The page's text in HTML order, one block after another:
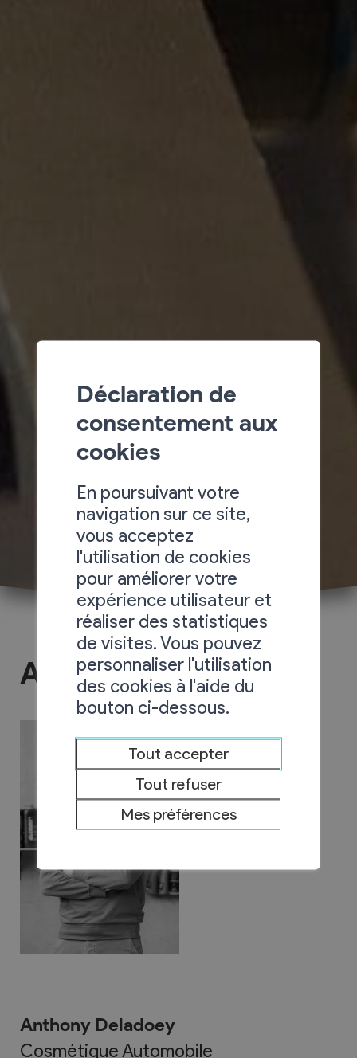
ADLR Cosmetic Auto
Anthony Deladoey
Cosmétique Automobile
Déclaration de
consentement aux
cookies
En poursuivant votre
navigation sur ce site,
vous acceptez
l'utilisation de cookies
pour améliorer votre
expérience utilisateur et
réaliser des statistiques
de visites. Vous pouvez
personnaliser l'utilisation
des cookies à l'aide du
bouton ci-dessous.
Tout accepter
Tout refuser
Mes préférences